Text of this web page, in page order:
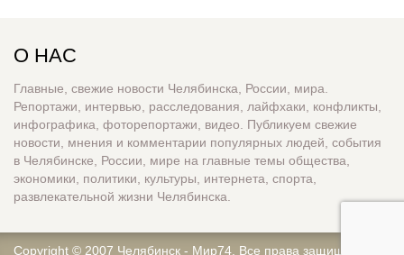
О НАС
Главные, свежие новости Челябинска, России, мира.
Репортажи, интервью, расследования, лайфхаки, конфликты,
инфографика, фоторепортажи, видео. Публикуем свежие
новости, мнения и комментарии популярных людей, события
в Челябинске, России, мире на главные темы общества,
экономики, политики, культуры, интернета, спорта,
развлекательной жизни Челябинска.
Copyright © 2007 Челябинск - Мир74 . Все права защищены.